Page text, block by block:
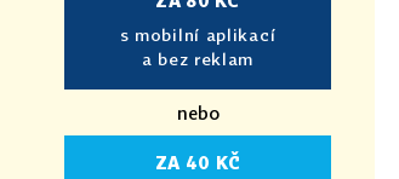
s mobilní aplikací
a bez reklam
nebo
ZA 40 KČ